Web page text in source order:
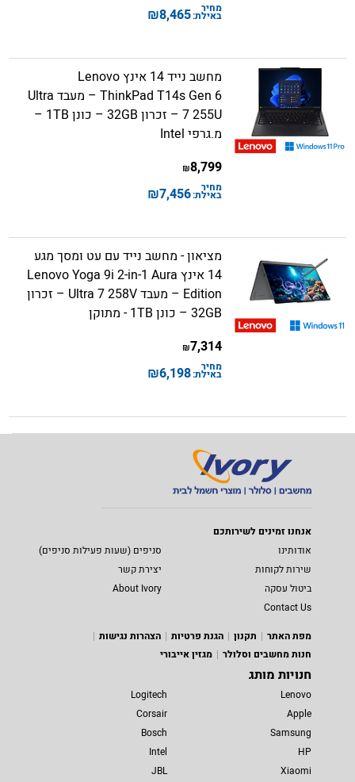
מחיר
באילת:8,465
₪
מחשב נייד 14 אינץ Lenovo
ThinkPad T14s Gen 6 – מעבד Ultra
7 255U – זכרון 32GB – כונן 1TB –
מ.גרפי Intel
8,799
₪
מחיר
באילת:7,456
₪
מציאון - מחשב נייד עם עט ומסך מגע
14 אינץ Lenovo Yoga 9i 2-in-1 Aura
Edition – מעבד Ultra 7 258V – זכרון
32GB – כונן 1TB - מתוקן
7,314
₪
מחיר
באילת:6,198
₪
אנחנו זמינים לשירותכם
אודותינו
סניפים (שעות פעילות סניפים)
שירות לקוחות
יצירת קשר
ביטול עסקה
About Ivory
Contact Us
מפת האתר
תקנון הגנת פרטיות
הצהרות נגישות
חנות מחשבים וסלולר
מגזין אייבורי
חנויות מותג
Lenovo
Apple
Samsung
HP
Xiaomi
Logitech
Corsair
Bosch
Intel
JBL